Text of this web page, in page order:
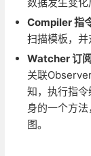
Compiler 指
扫描模板，并
Watcher 订
关联
知，执行指
身的一个方
图。